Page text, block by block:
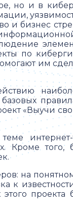
но и в
и бизнес
по
им
«Выучи
Кроме того,
на
к
этого